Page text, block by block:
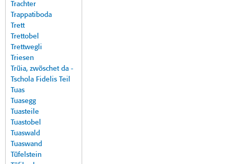
Trachter
Trappatiboda
Trett
Trettobel
Trettwegli
Triesen
Trüia, zwöschet da -
Tschola Fidelis Teil
Tuas
Tuasegg
Tuasteile
Tuastobel
Tuaswald
Tuaswand
Tüfelstein